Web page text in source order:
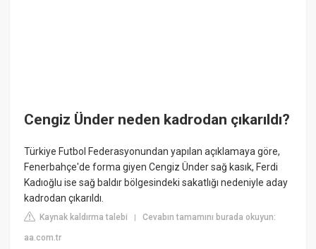
Cengiz Ünder neden kadrodan çıkarıldı?
Türkiye Futbol Federasyonundan yapılan açıklamaya göre,
Fenerbahçe'de forma giyen Cengiz Ünder sağ kasık, Ferdi
Kadıoğlu ise sağ baldır bölgesindeki sakatlığı nedeniyle aday
kadrodan çıkarıldı.
Kaynak kaldırma talebi |Cevabın tamamını burada okuyun:
aa.com.tr